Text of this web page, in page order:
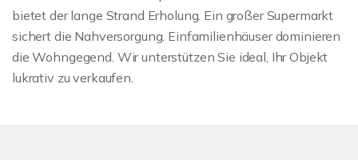
bietet der lange Strand Erholung. Ein großer Supermarkt
sichert die Nahversorgung. Einfamilienhäuser dominieren
die Wohngegend. Wir unterstützen Sie ideal, Ihr Objekt
lukrativ zu verkaufen.